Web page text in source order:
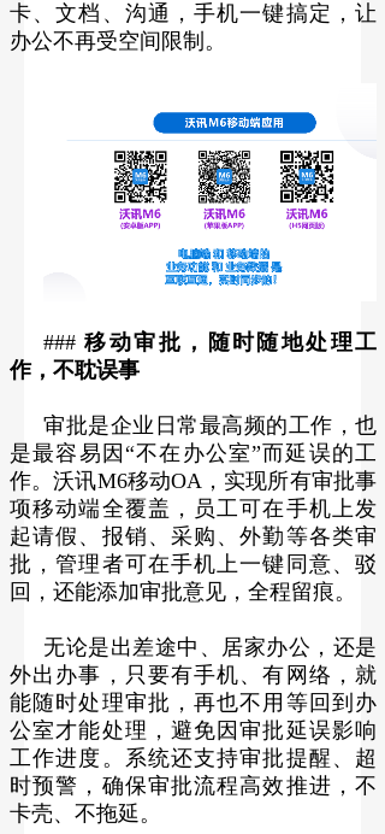
卡、文档、沟通，手机一键搞定，让
办公不再受空间限制。
###移动审批，随时随地处理工
作，不耽误事
审批是企业日常最高频的工作，也
是最容易因“不在办公室”而延误的工
作。沃讯M6移动OA，实现所有审批事
项移动端全覆盖，员工可在手机上发
起请假、报销、采购、外勤等各类审
批，管理者可在手机上一键同意、驳
回，还能添加审批意见，全程留痕。
无论是出差途中、居家办公，还是
外出办事，只要有手机、有网络，就
能随时处理审批，再也不用等回到办
公室才能处理，避免因审批延误影响
工作进度。系统还支持审批提醒、超
时预警，确保审批流程高效推进，不
卡壳、不拖延。